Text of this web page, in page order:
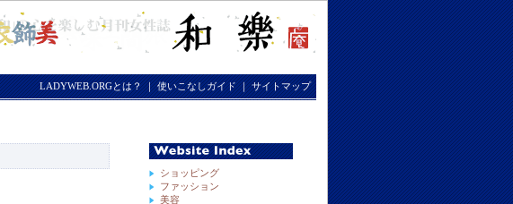
LADYWEB.ORGとは？｜使いこなしガイド｜サイトマップ